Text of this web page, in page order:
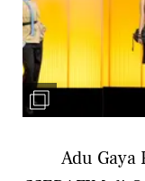
Adu Gaya